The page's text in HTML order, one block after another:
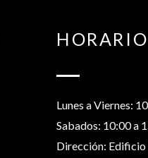
Lunes a Viernes:
Sabados: 10:00 a
Dirección: Edificio